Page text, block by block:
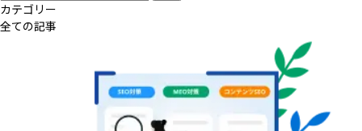
カテゴリー
全ての記事